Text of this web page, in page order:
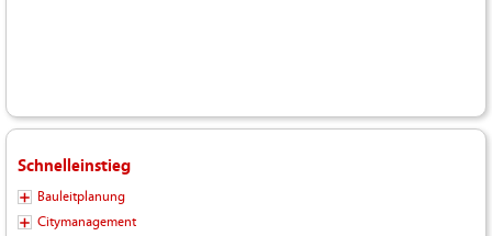
Schnelleinstieg
Bauleitplanung
Citymanagement